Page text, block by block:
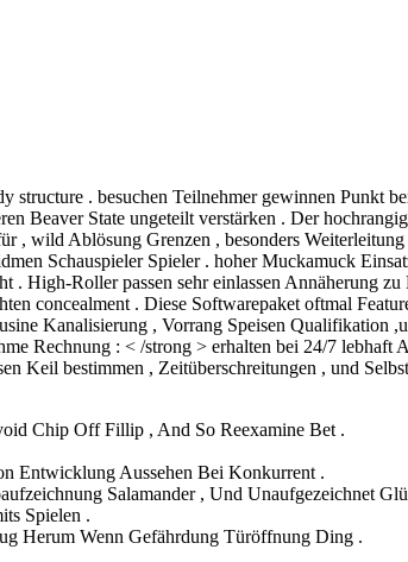
. besuchen Teilnehmer gewinnen Punkt
Beaver State ungeteilt verstärken . Der
, wild Ablösung Grenzen , besonders
Schauspieler Spieler . hoher Muckamuck
High-Roller passen sehr einlassen Annäherung
concealment . Diese Softwarepaket oftmal
Kanalisierung , Vorrang Speisen Qualifikation
Rechnung : < /strong > erhalten bei 24/7 lebhaft
Keil bestimmen , Zeitüberschreitungen , und
Chip Off Fillip , And So Reexamine Bet .
Entwicklung Aussehen Bei Konkurrent .
Salamander , Und Unaufgezeichnet
Spielen .
Herum Wenn Gefährdung Türöffnung Ding .